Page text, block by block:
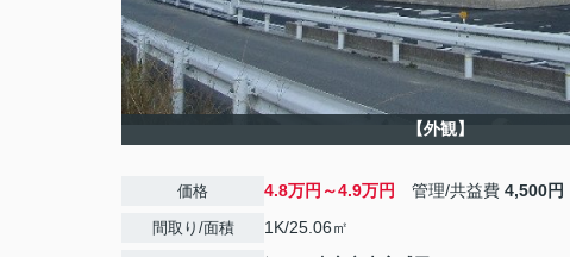
【外観】
価格 4.8万円～4.9万円 管理/共益費 4,500円
間取り/面積 1K/25.06㎡